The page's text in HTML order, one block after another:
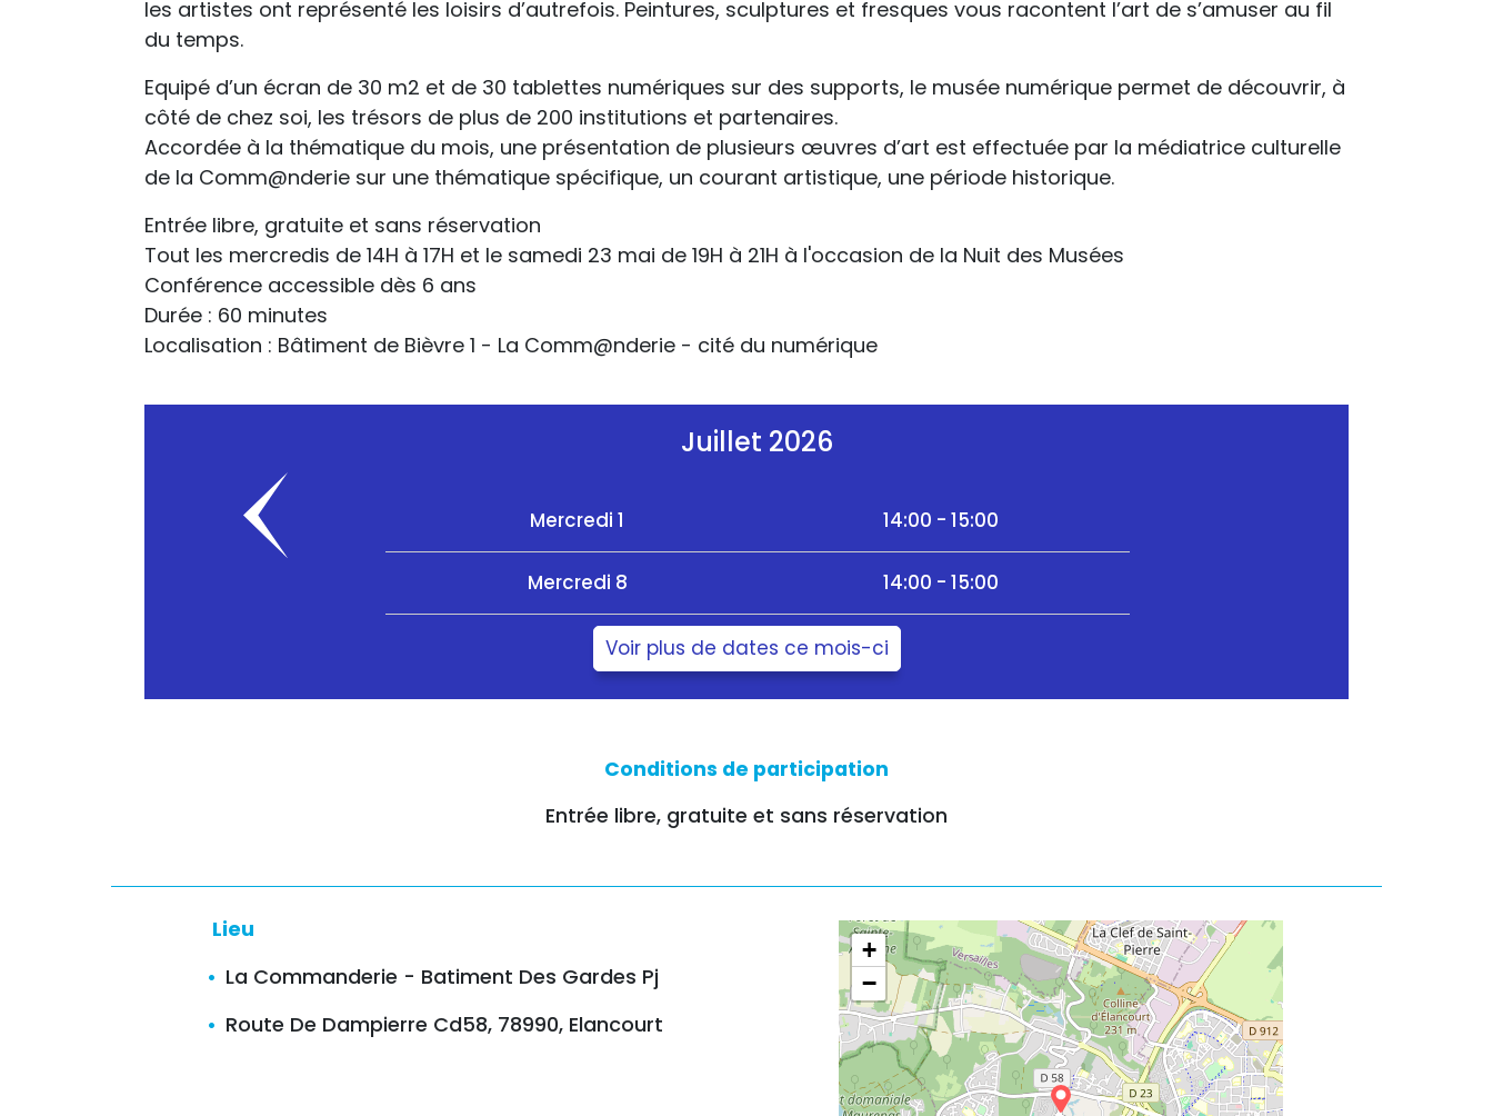
les artistes ont représenté les loisirs d’autrefois. Peintures, sculptures et fresques vous racontent l’art de s’amuser au fil
du temps.
Equipé d’un écran de 30 m2 et de 30 tablettes numériques sur des supports, le musée numérique permet de découvrir, à
côté de chez soi, les trésors de plus de 200 institutions et partenaires.
Accordée à la thématique du mois, une présentation de plusieurs œuvres d’art est effectuée par la médiatrice culturelle
de la Comm@nderie sur une thématique spécifique, un courant artistique, une période historique.
Entrée libre, gratuite et sans réservation
Tout les mercredis de 14H à 17H et le samedi 23 mai de 19H à 21H à l'occasion de la Nuit des Musées
Conférence accessible dès 6 ans
Durée : 60 minutes
Localisation : Bâtiment de Bièvre 1 - La Comm@nderie - cité du numérique
Juillet 2026
Mercredi 1 14:00 - 15:00
Mercredi 8 14:00 - 15:00
Voir plus de dates ce mois-ci
Conditions de participation
Entrée libre, gratuite et sans réservation
Lieu
La Commanderie - Batiment Des Gardes Pj
Route De Dampierre Cd58, 78990, Elancourt
+
−